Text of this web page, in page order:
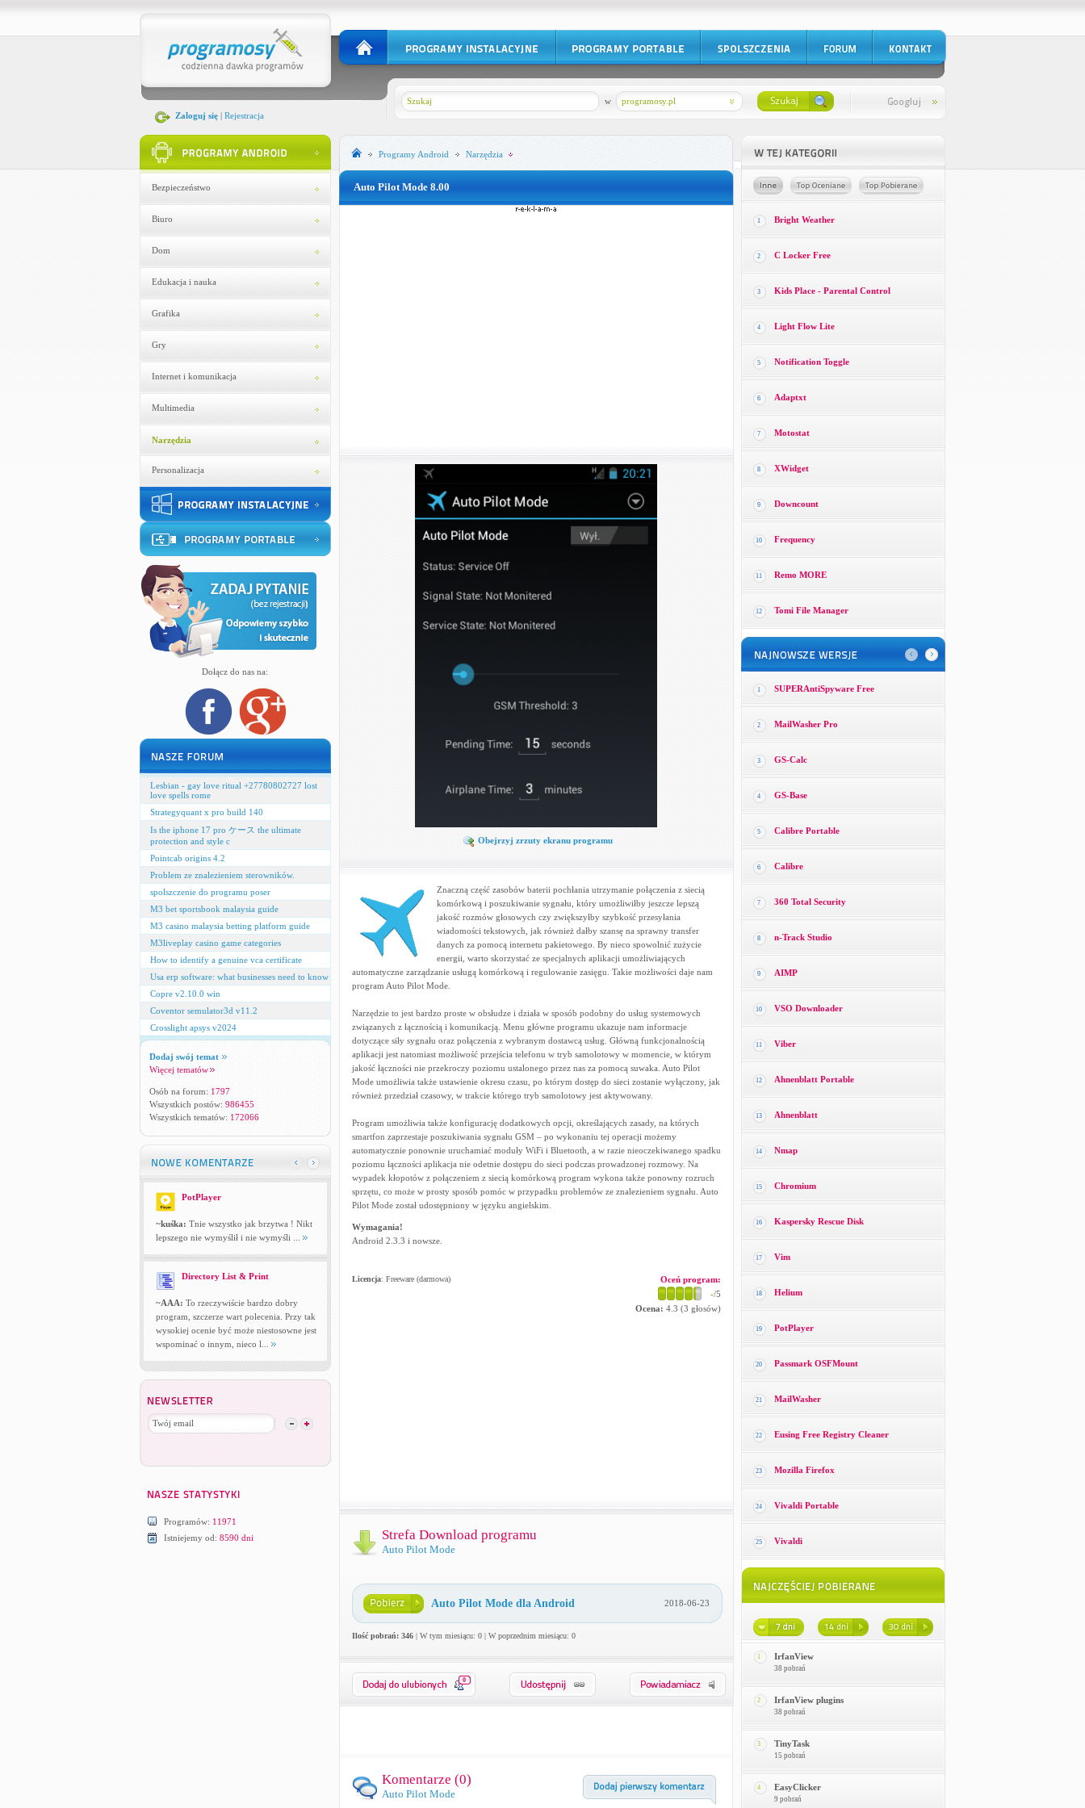
Zaloguj się| Rejestracja
programosy.pl
w
Bezpieczeństwo
Biuro
Dom
Edukacja i nauka
Grafika
Gry
Internet i komunikacja
Multimedia
Narzędzia
Personalizacja
Dołącz do nas na:
Lesbian - gay love ritual +27780802727 lost
love spells rome
Strategyquant x pro build 140
Is the iphone 17 pro ケース the ultimate
protection and style c
Pointcab origins 4.2
Problem ze znalezieniem sterowników.
spolszczenie do programu poser
M3 bet sportsbook malaysia guide
M3 casino malaysia betting platform guide
M3liveplay casino game categories
How to identify a genuine vca certificate
Usa erp software: what businesses need to know
Copre v2.10.0 win
Coventor semulator3d v11.2
Crosslight apsys v2024
Dodaj swój temat
Więcej tematów
Osób na forum: 1797
Wszystkich postów: 986455
Wszystkich tematów: 172066
PotPlayer
~kuśka: Tnie wszystko jak brzytwa ! Nikt
lepszego nie wymyślił i nie wymyśli ...
Directory List & Print
~AAA: To rzeczywiście bardzo dobry
program, szczerze wart polecenia. Przy tak
wysokiej ocenie być może niestosowne jest
wspominać o innym, nieco l...
Programów: 11971
Istniejemy od: 8590 dni
ProgramyAndroid Narzędzia
Auto Pilot Mode 8.00
Obejrzyj zrzuty ekranu programu
Znaczną część zasobów baterii pochłania utrzymanie połączenia z siecią
komórkową i poszukiwanie sygnału, który umożliwiłby jeszcze lepszą
jakość rozmów głosowych czy zwiększyłby szybkość przesyłania
wiadomości tekstowych, jak również dałby szansę na sprawny transfer
danych za pomocą internetu pakietowego. By nieco spowolnić zużycie
energii, warto skorzystać ze specjalnych aplikacji umożliwiających
automatyczne zarządzanie usługą komórkową i regulowanie zasięgu. Takie możliwości daje nam
program Auto Pilot Mode.
Narzędzie to jest bardzo proste w obsłudze i działa w sposób podobny do usług systemowych
związanych z łącznością i komunikacją. Menu główne programu ukazuje nam informacje
dotyczące siły sygnału oraz połączenia z wybranym dostawcą usług. Główną funkcjonalnością
aplikacji jest natomiast możliwość przejścia telefonu w tryb samolotowy w momencie, w którym
jakość łączności nie przekroczy poziomu ustalonego przez nas za pomocą suwaka. Auto Pilot
Mode umożliwia także ustawienie okresu czasu, po którym dostęp do sieci zostanie wyłączony, jak
również przedział czasowy, w trakcie którego tryb samolotowy jest aktywowany.
Program umożliwia także konfigurację dodatkowych opcji, określających zasady, na których
smartfon zaprzestaje poszukiwania sygnału GSM – po wykonaniu tej operacji możemy
automatycznie ponownie uruchamiać moduły WiFi i Bluetooth, a w razie nieoczekiwanego spadku
poziomu łączności aplikacja nie odetnie dostępu do sieci podczas prowadzonej rozmowy. Na
wypadek kłopotów z połączeniem z siecią komórkową program wykona także ponowny rozruch
sprzętu, co może w prosty sposób pomóc w przypadku problemów ze znalezieniem sygnału. Auto
Pilot Mode został udostępniony w języku angielskim.
Wymagania!
Android 2.3.3 i nowsze.
Licencja: Freeware (darmowa)
Oceń program:
-/5
Ocena: 4.3 (3 głosów)
Strefa Download programu
Auto Pilot Mode
Auto Pilot Mode dla Android 2018-06-23
Ilość pobrań: 346| W tym miesiącu: 0 | W poprzednim miesiącu: 0
0
Komentarze (0)
Auto Pilot Mode
1 Bright Weather
2 C Locker Free
3 Kids Place - Parental Control
4 Light Flow Lite
5 Notification Toggle
6 Adaptxt
7 Motostat
8 XWidget
9 Downcount
10 Frequency
11 Remo MORE
12 Tomi File Manager
1 SUPERAntiSpyware Free
2 MailWasher Pro
3 GS-Calc
4 GS-Base
5 Calibre Portable
6 Calibre
7 360 Total Security
8 n-Track Studio
9 AIMP
10 VSO Downloader
11 Viber
12 Ahnenblatt Portable
13 Ahnenblatt
14 Nmap
15 Chromium
16 Kaspersky Rescue Disk
17 Vim
18 Helium
19 PotPlayer
20 Passmark OSFMount
21 MailWasher
22 Eusing Free Registry Cleaner
23 Mozilla Firefox
24 Vivaldi Portable
25 Vivaldi
1 IrfanView
38 pobrań
2 IrfanView plugins
38 pobrań
3 TinyTask
15 pobrań
4 EasyClicker
9 pobrań